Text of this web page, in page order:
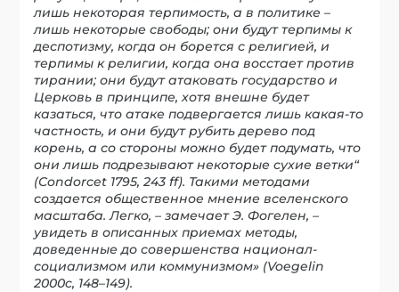
лишь некоторая терпимость, а в политике –
лишь некоторые свободы; они будут терпимы к
деспотизму, когда он борется с религией, и
терпимы к религии, когда она восстает против
тирании; они будут атаковать государство и
Церковь в принципе, хотя внешне будет
казаться, что атаке подвергается лишь какая-то
частность, и они будут рубить дерево под
корень, а со стороны можно будет подумать, что
они лишь подрезывают некоторые сухие ветки“
(Condorcet 1795, 243 ff). Такими методами
создается общественное мнение вселенского
масштаба. Легко, – замечает Э. Фогелен, –
увидеть в описанных приемах методы,
доведенные до совершенства национал-
социализмом или коммунизмом» (Voegelin
2000c, 148–149).